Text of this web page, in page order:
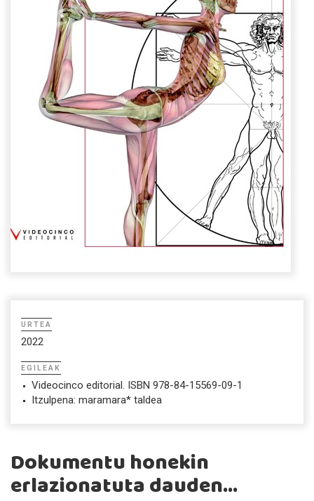
URTEA
2022
EGILEAK
Videocinco editorial. ISBN 978-84-15569-09-1
Itzulpena: maramara* taldea
Dokumentu honekin
erlazionatuta dauden...